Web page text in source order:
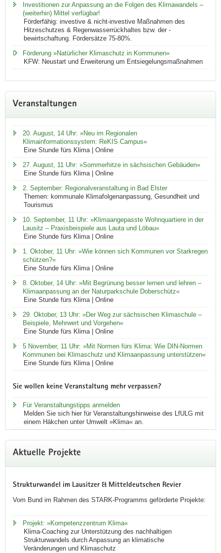
Investitionen zur Anpassung an die Folgen des Klimawandels –
(weiterhin) Mittel verfügbar!
Förderfähig: investive & nicht-investive Maßnahmen des
Hitzeschutzes & Regenwasserrückhaltes bzw. der -
bewirtschaftung. Fördersätze 75-80%.
Förderung »Natürlicher Klimaschutz in Kommunen«
KFW: Neustart und Erweiterung um Entsiegelungsmaß­nahmen
Veranstaltungen
20. August, 14 Uhr: »Neu im Regionalen
Klimainformationssystem: ReKIS Campus«
Eine Stunde fürs Klima | Online
27. August, 11 Uhr: »Sommerhitze in sächsischen Gebäuden«
Eine Stunde fürs Klima | Online
2. September: Regionalveranstaltung in Bad Elster
Themen: kommunale Klimafolgenanpassung, Gesundheit und
Tourismus
10. September, 11 Uhr: »Klimaangepasste Wohnquartiere in der
Lausitz – Praxisbeispiele aus Lauta und Löbau«
Eine Stunde fürs Klima | Online
1. Oktober, 11 Uhr: »Wie können sich Kommunen vor Starkregen
schützen?«
Eine Stunde fürs Klima | Online
8. Oktober, 14 Uhr: »Mit Begrünung besser lernen und lehren –
Klimaanpassung an der Naturparkschule Doberschütz«
Eine Stunde fürs Klima | Online
29. Oktober, 13 Uhr: »Der Weg zur sächsischen Klimaschule –
Beispiele, Mehrwert und Vorgehen«
Eine Stunde fürs Klima | Online
5 November, 11 Uhr: »Mit Normen fürs Klima: Wie DIN-Normen
Kommunen bei Klimaschutz und Klimaanpassung unterstützen«
Eine Stunde fürs Klima | Online
Sie wollen keine Veranstaltung mehr verpassen?
Für Veranstaltungstipps anmelden
Melden Sie sich hier für Veranstaltungshinweise des LfULG mit
einem Häkchen unter Umwelt »Klima« an.
Aktuelle Projekte
Strukturwandel im Lausitzer & Mitteldeutschen Revier
Vom Bund im Rahmen des STARK-Programms geförderte Projekte:
Projekt: »Kompetenzzentrum Klima«
Klima-Coaching zur Unterstützung des nachhaltigen
Strukturwandels durch Anpassung an klimatische
Veränderungen und Klimaschutz